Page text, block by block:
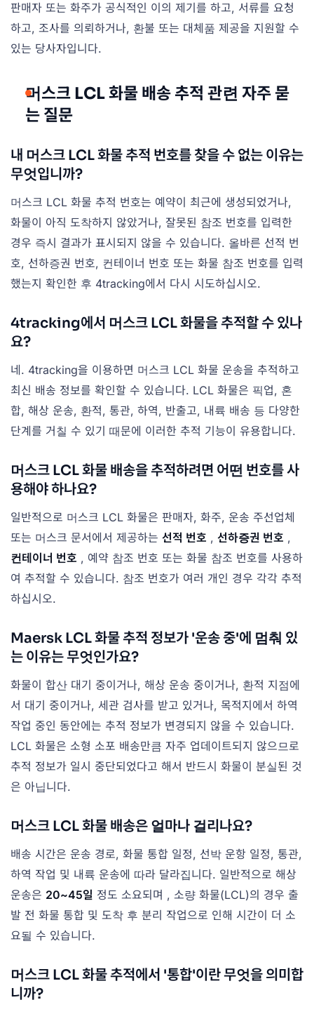
판매자 또는 화주가 공식적인 이의 제기를 하고, 서류를 요청
하고, 조사를 의뢰하거나, 환불 또는 대체품 제공을 지원할 수
있는 당사자입니다.
머스크 LCL 화물 배송 추적 관련 자주 묻
는 질문
내 머스크 LCL 화물 추적 번호를 찾을 수 없는 이유는
무엇입니까?
머스크 LCL 화물 추적 번호는 예약이 최근에 생성되었거나,
화물이 아직 도착하지 않았거나, 잘못된 참조 번호를 입력한
경우 즉시 결과가 표시되지 않을 수 있습니다. 올바른 선적 번
호, 선하증권 번호, 컨테이너 번호 또는 화물 참조 번호를 입력
했는지 확인한 후 4tracking에서 다시 시도하십시오.
4tracking에서 머스크 LCL 화물을 추적할 수 있나
요?
네. 4tracking을 이용하면 머스크 LCL 화물 운송을 추적하고
최신 배송 정보를 확인할 수 있습니다. LCL 화물은 픽업, 혼
합, 해상 운송, 환적, 통관, 하역, 반출고, 내륙 배송 등 다양한
단계를 거칠 수 있기 때문에 이러한 추적 기능이 유용합니다.
머스크 LCL 화물 배송을 추적하려면 어떤 번호를 사
용해야 하나요?
일반적으로 머스크 LCL 화물은 판매자, 화주, 운송 주선업체
또는 머스크 문서에서 제공하는 선적 번호 , 선하증권 번호 ,
컨테이너 번호 , 예약 참조 번호 또는 화물 참조 번호를 사용하
여 추적할 수 있습니다. 참조 번호가 여러 개인 경우 각각 추적
하십시오.
Maersk LCL 화물 추적 정보가 '운송 중'에 멈춰 있
는 이유는 무엇인가요?
화물이 합산 대기 중이거나, 해상 운송 중이거나, 환적 지점에
서 대기 중이거나, 세관 검사를 받고 있거나, 목적지에서 하역
작업 중인 동안에는 추적 정보가 변경되지 않을 수 있습니다.
LCL 화물은 소형 소포 배송만큼 자주 업데이트되지 않으므로
추적 정보가 일시 중단되었다고 해서 반드시 화물이 분실된 것
은 아닙니다.
머스크 LCL 화물 배송은 얼마나 걸리나요?
배송 시간은 운송 경로, 화물 통합 일정, 선박 운항 일정, 통관,
하역 작업 및 내륙 운송에 따라 달라집니다. 일반적으로 해상
운송은 20~45일 정도 소요되며 , 소량 화물(LCL)의 경우 출
발 전 화물 통합 및 도착 후 분리 작업으로 인해 시간이 더 소
요될 수 있습니다.
머스크 LCL 화물 추적에서 '통합'이란 무엇을 의미합
니까?